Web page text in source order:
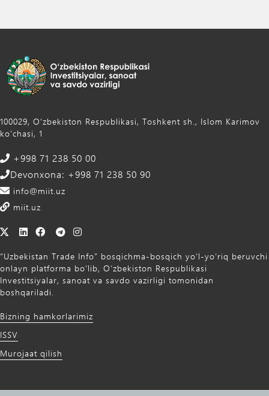
100029, Oʻzbekiston Respublikasi, Toshkent sh., Islom Karimov
ko‘chasi, 1
+998 71 238 50 00
Devonxona: +998 71 238 50 90
info@miit.uz
miit.uz
“Uzbekistan Trade Info” bosqichma-bosqich yo‘l-yo‘riq beruvchi
onlayn platforma bo‘lib, O‘zbekiston Respublikasi
Investitsiyalar, sanoat va savdo vazirligi tomonidan
boshqariladi.
Bizning hamkorlarimiz
ISSV
Murojaat qilish